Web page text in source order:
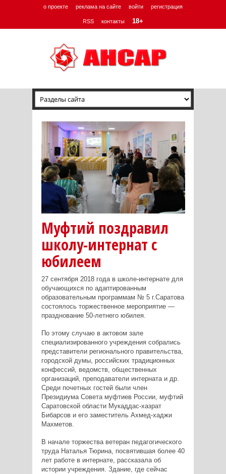
о проекте реклама на сайте войти регистрация
RSS контакты 18+
Муфтий поздравил
школу-интернат с
юбилеем
27 сентября 2018 года в школе-интернате для
обучающихся по адаптированным
образовательным программам № 5 г.Саратова
состоялось торжественное мероприятие —
празднование 50-летнего юбилея.
По этому случаю в актовом зале
специализированного учреждения собрались
представители регионального правительства,
городской думы, российских традиционных
конфессий, ведомств, общественных
организаций, преподаватели интерната и др.
Среди почетных гостей были член
Президиума Совета муфтиев России, муфтий
Саратовской области Мукаддас-хазрат
Бибарсов и его заместитель Ахмед-хаджи
Махметов.
В начале торжества ветеран педагогического
труда Наталья Тюрина, посвятившая более 40
лет работе в интернате, рассказала об
истории учреждения. Здание, где сейчас